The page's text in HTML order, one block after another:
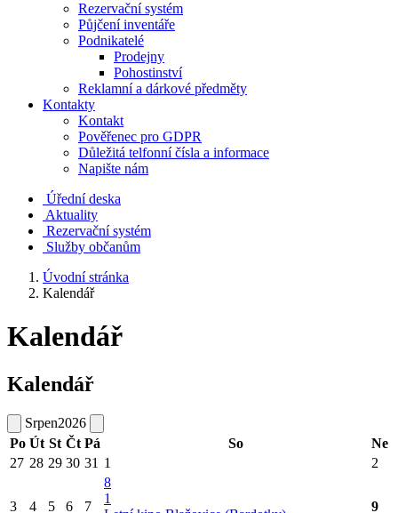
Rezervační systém
Půjčení inventáře
Podnikatelé
Prodejny
Pohostinství
Reklamní a dárkové předměty
Kontakty
Kontakt
Pověřenec pro GDPR
Důležitá telfonní čísla a informace
Napište nám
Úřední deska
Aktuality
Rezervační systém
Služby občanům
Úvodní stránka
Kalendář
Kalendář
Kalendář
Srpen2026
Po Út St Čt Pá So
Ne
27 28 29 30 31 1 2
3 4 5 6 7
8
1
9